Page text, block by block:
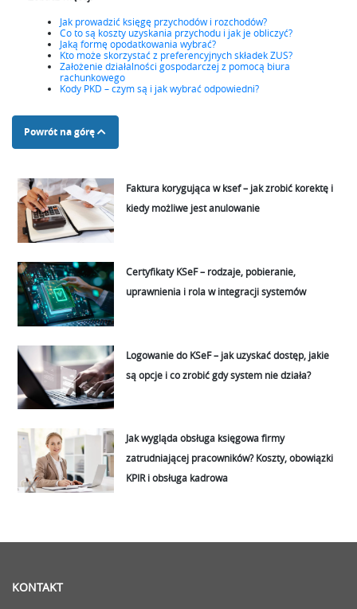
Jak prowadzić księgę przychodów i rozchodów?
Co to są koszty uzyskania przychodu i jak je obliczyć?
Jaką formę opodatkowania wybrać?
Kto może skorzystać z preferencyjnych składek ZUS?
Założenie działalności gospodarczej z pomocą biura
rachunkowego
Kody PKD – czym są i jak wybrać odpowiedni?
Powrót na górę
Faktura korygująca w ksef – jak zrobić korektę i
kiedy możliwe jest anulowanie
Certyfikaty KSeF – rodzaje, pobieranie,
uprawnienia i rola w integracji systemów
Logowanie do KSeF – jak uzyskać dostęp, jakie
są opcje i co zrobić gdy system nie działa?
Jak wygląda obsługa księgowa firmy
zatrudniającej pracowników? Koszty, obowiązki
KPIR i obsługa kadrowa
KONTAKT